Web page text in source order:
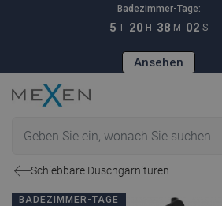
Badezimmer-Tage:
5 T 20 H 38 M 01 S
Ansehen
Schiebbare Duschgarnituren
BADEZIMMER-TAGE